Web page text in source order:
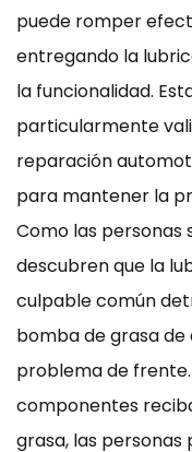
puede romper
entregando la
la funcionalidad.
particularmente
reparación
para mantener la
Como las personas
descubren que la
culpable común
bomba de grasa
problema de
componentes
grasa, las